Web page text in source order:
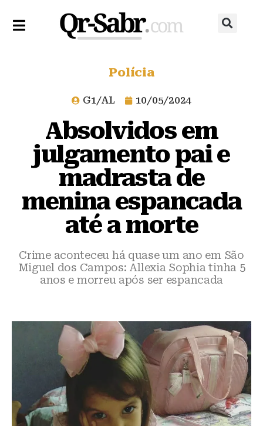
Polícia
G1/AL 10/05/2024
Absolvidos em
julgamento pai e
madrasta de
menina espancada
até a morte
Crime aconteceu há quase um ano em São
Miguel dos Campos: Allexia Sophia tinha 5
anos e morreu após ser espancada